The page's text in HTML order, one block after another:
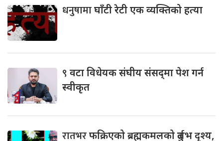
धनुषामाघाँटी रेटी एक व्यक्तिको हत्या
९ वटा विधेयक संघीय संसद्‌मा पेश गर्न
स्वीकृत
रातभरफक्रिएको ब्रह्मकमलको दुर्लभ दृश्य,